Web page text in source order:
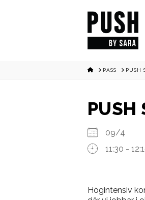
HOMEPASS PUSH
PUSH
09/4
11:30 -
Högintensiv